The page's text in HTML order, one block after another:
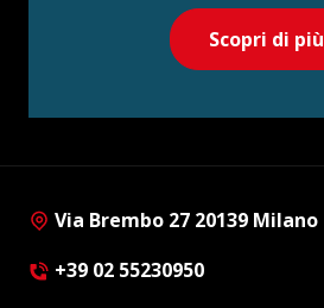
Scopri di più
Via Brembo 27 20139 Milano
+39 02 55230950